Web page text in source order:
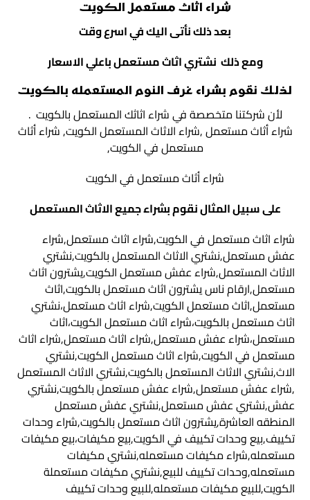
شراء اثاث مستعمل الكويت
بعد ذلك نأتى اليك في اسرع وقت
ومع ذلك نشتري اثاث مستعمل باعلي الاسعار
لذلك نقوم بشراء غرف النوم المستعمله بالكويت
لأن شركتنا متخصصة في شراء اثاثك المستعمل بالكويت .
شراء أثاث مستعمل ,شراء الاثاث المستعمل الكويت, شراء أثاث
مستعمل في الكويت,
شراء أثاث مستعمل في الكويت
على سبيل المثال نقوم بشراء جميع الاثاث المستعمل
شراء اثاث مستعمل في الكويت,شراء اثاث مستعمل,شراء
عفش مستعمل,نشتري الاثاث المستعمل بالكويت,نشتري
الاثاث المستعمل,شراء عفش مستعمل الكويت,يشترون اثاث
مستعمل,ارقام ناس يشترون اثاث مستعمل بالكويت,اثاث
مستعمل,اثاث مستعمل الكويت,شراء اثاث مستعمل،نشتري
اثاث مستعمل بالكويت،شراء اثاث مستعمل الكويت،اثاث
مستعمل،شراء عفش مستعمل,شراء اثاث مستعمل,شراء اثاث
مستعمل في الكويت,شراء اثاث مستعمل الكويت,نشتري
الاث,نشتري الاثاث المستعمل بالكويت,نشتري الاثاث المستعمل
,شراء عفش مستعمل,شراء عفش مستعمل بالكويت,نشتري
عفش,نشتري عفش مستعمل,نشتري عفش مستعمل
المنطقه العاشرة,يشترون اثاث مستعمل بالكويت,شراء وحدات
تكييف,بيع وحدات تكييف في الكويت,بيع مكيفات،بيع مكيفات
مستعمله,شراء مكيفات مستعمله,نشتري مكيفات
مستعمله,وحدات تكييف للبيع,نشتري مكيفات مستعملة
الكويت,للبيع مكيفات مستعمله,للبيع وحدات تكييف